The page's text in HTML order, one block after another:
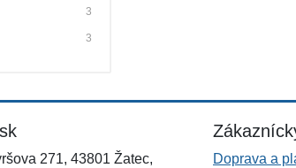
3
3
271, 43801 Žatec,
Doprava a